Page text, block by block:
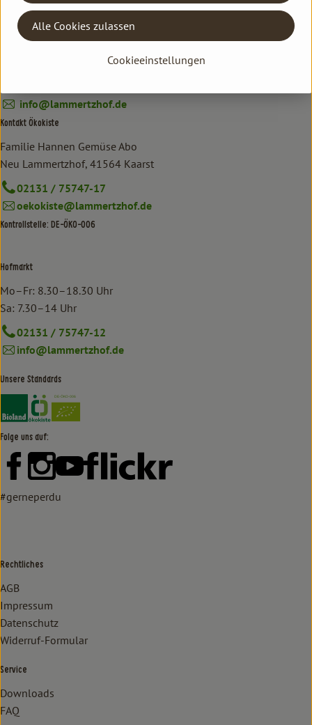
Kontakt allgemein
Familie Hannen GbR
Neu Lammertzhof, 41564 Kaarst
info@lammertzhof.de
Kontakt Ökokiste
Familie Hannen Gemüse Abo
Neu Lammertzhof, 41564 Kaarst
02131 / 75747-17
oekokiste@lammertzhof.de
Kontrollstelle: DE-ÖKO-006
Hofmarkt
Mo–Fr: 8.30–18.30 Uhr
Sa: 7.30–14 Uhr
02131 / 75747-12
info@lammertzhof.de
Unsere Standards
Externer Link zu https://www.bioland.de/verbraucher
Externer Link zu https://www.oekokiste.de/
Folge uns auf:
Externer Link zu https://www.facebook.com/lammertzhof/
Externer Link zu https://www.instagram.com/
Externer Link zu https://www.youtube.com/
Externer Link zu https://
#gerneperdu
Rechtliches
AGB
Impressum
Datenschutz
Widerruf-Formular
Service
Downloads
FAQ
Cookieeinstellungen
Alle Cookies zulassen